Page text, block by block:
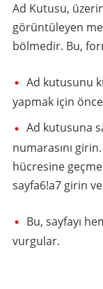
Ad Kutusu,
görüntüleyen
bölmedir. Bu,
Ad kutusunu
yapmak için
Ad kutusuna
numarasını
hücresine
sayfa6!a7 girin
Bu, sayfayı
vurgular.